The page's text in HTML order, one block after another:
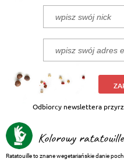
Odbiorcy newslettera
Kolorowy
Ratatouille to znane wegetariańskie danie